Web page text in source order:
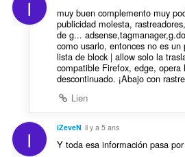
I
muy buen complemento muy
publicidad molesta,
de g...
como usarlo, entonces no es
lista de block | allow solo la
compatible Firefox, edge, opera
descontinuado. ¡Abajo con
Lien
I iZeveN il y a 5 ans
Y toda esa información pasa